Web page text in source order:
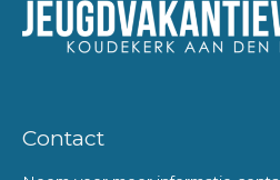
Contact